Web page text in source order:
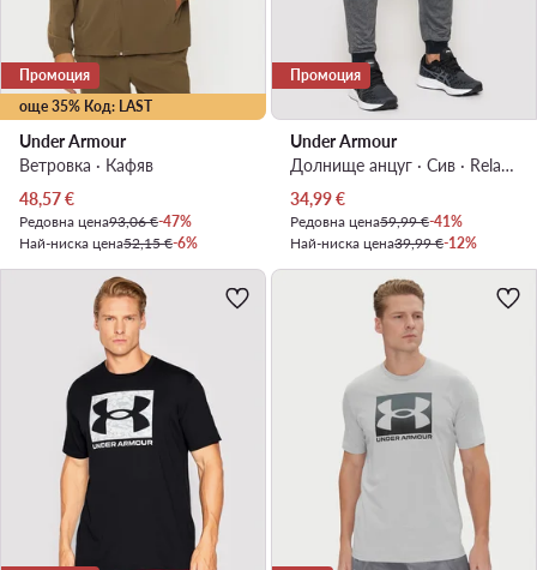
още 35% Код: LAST
Промоция
Under Armour
Ветровка · Кафяв
Актуална цена
48,57€
Редовна цена93,06 €-47%
Най-ниска цена52,15 €-6%
Промоция
Under Armour
Долнище анцуг · Сив · Relaxed Fit
Актуална цена
34,99€
Редовна цена59,99 €-41%
Най-ниска цена39,99 €-12%